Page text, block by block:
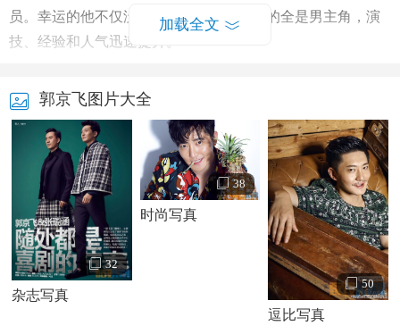
员。幸运的他不仅没有跑过龙套，而且当的全是男主角，演
技、经验和人气迅速提升。
加载全文
郭京飞图片大全
32
杂志写真
38
时尚写真
50
逗比写真